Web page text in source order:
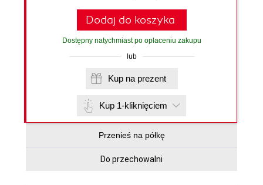
Dodaj do koszyka
Dostępny natychmiast po opłaceniu zakupu
lub
Kup na prezent
Kup 1-kliknięciem
Przenieś na półkę
Do przechowalni